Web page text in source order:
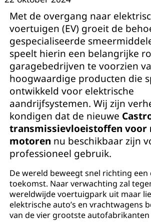
Met de overgang naar
voertuigen (EV) groeit de
gespecialiseerde
speelt hierin een belangrijke
garagebedrijven te voorzien
hoogwaardige producten die
ontwikkeld voor elektrische
aandrijfsystemen. Wij zijn
kondigen dat de nieuwe
transmissievloeistoffen voor
motoren nu beschikbaar zijn
professioneel gebruik.
De wereld beweegt snel richting een
toekomst. Naar verwachting zal
wereldwijde voertuigpark uit maar
elektrische auto’s en vrachtwagens
van de vier grootste